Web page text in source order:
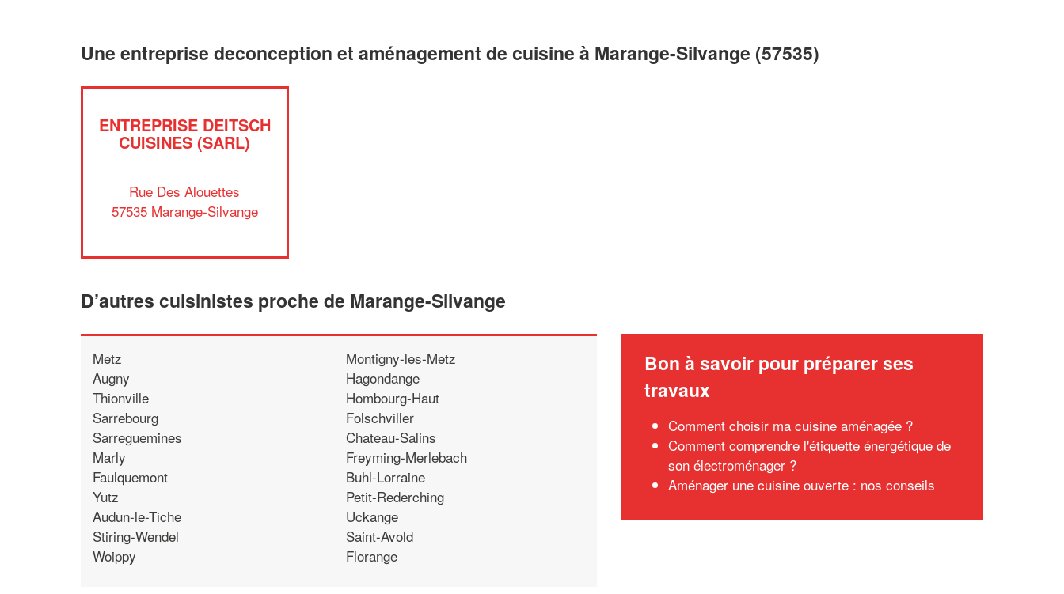
Une entreprise deconception et aménagement de cuisine à Marange-Silvange (57535)
ENTREPRISE DEITSCH
CUISINES (SARL)
Rue Des Alouettes
57535 Marange-Silvange
D’autres cuisinistes proche de Marange-Silvange
Metz
Augny
Thionville
Sarrebourg
Sarreguemines
Marly
Faulquemont
Yutz
Audun-le-Tiche
Stiring-Wendel
Woippy
Montigny-les-Metz
Hagondange
Hombourg-Haut
Folschviller
Chateau-Salins
Freyming-Merlebach
Buhl-Lorraine
Petit-Rederching
Uckange
Saint-Avold
Florange
Bon à savoir pour préparer ses
travaux
Comment choisir ma cuisine aménagée ?
Comment comprendre l'étiquette énergétique de
son électroménager ?
Aménager une cuisine ouverte : nos conseils